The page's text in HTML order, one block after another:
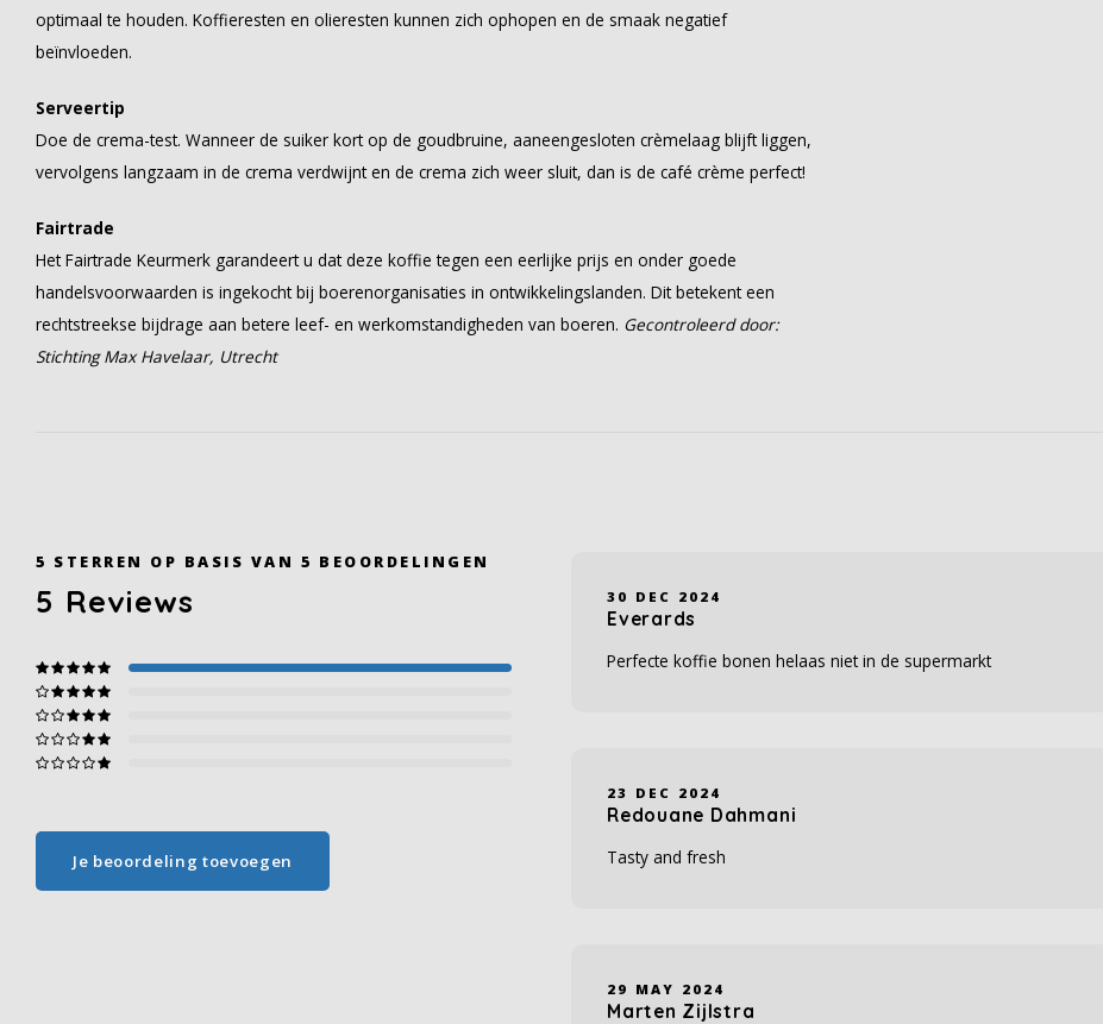
optimaal te houden. Koffieresten en olieresten kunnen zich ophopen en de smaak negatief
beïnvloeden.
Serveertip
Doe de crema-test. Wanneer de suiker kort op de goudbruine, aaneengesloten crèmelaag blijft liggen,
vervolgens langzaam in de crema verdwijnt en de crema zich weer sluit, dan is de café crème perfect!
Fairtrade
Het Fairtrade Keurmerk garandeert u dat deze koffie tegen een eerlijke prijs en onder goede
handelsvoorwaarden is ingekocht bij boerenorganisaties in ontwikkelingslanden. Dit betekent een
rechtstreekse bijdrage aan betere leef- en werkomstandigheden van boeren. Gecontroleerd door:
Stichting Max Havelaar, Utrecht
5 STERREN OP BASIS VAN 5 BEOORDELINGEN
5 Reviews
Je beoordeling toevoegen
30 DEC 2024
Everards
Perfecte koffie bonen helaas niet in de supermarkt
23 DEC 2024
Redouane Dahmani
Tasty and fresh
29 MAY 2024
Marten Zijlstra